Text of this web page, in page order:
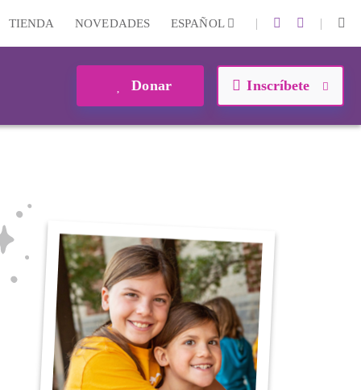
TIENDA NOVEDADES ESPAÑOL | |
Donar Inscríbete